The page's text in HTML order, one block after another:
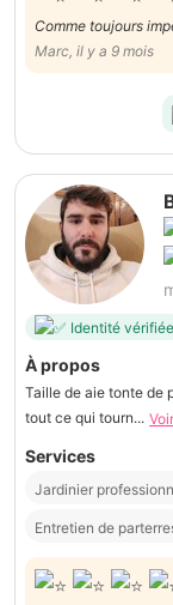
Comme toujours
Marc, il y a 9 mois
Identité vérifiée
À propos
Taille de aie tonte de
tout ce qui tourn...
Services
Jardinier
Entretien de